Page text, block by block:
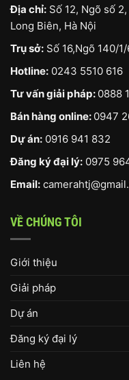
Địa chỉ: Số 12, Ngõ số
Long Biên, Hà Nội
Trụ sở: Số 16,Ngõ 140/
Hotline: 0243 5510 616
Tư vấn giải pháp: 0888
Bán hàng online: 0947
Dự án: 0916 941 832
Đăng ký đại lý: 0975
Email:
VỀ CHÚNG TÔI
Giới thiệu
Giải pháp
Dự án
Đăng ký đại lý
Liên hệ